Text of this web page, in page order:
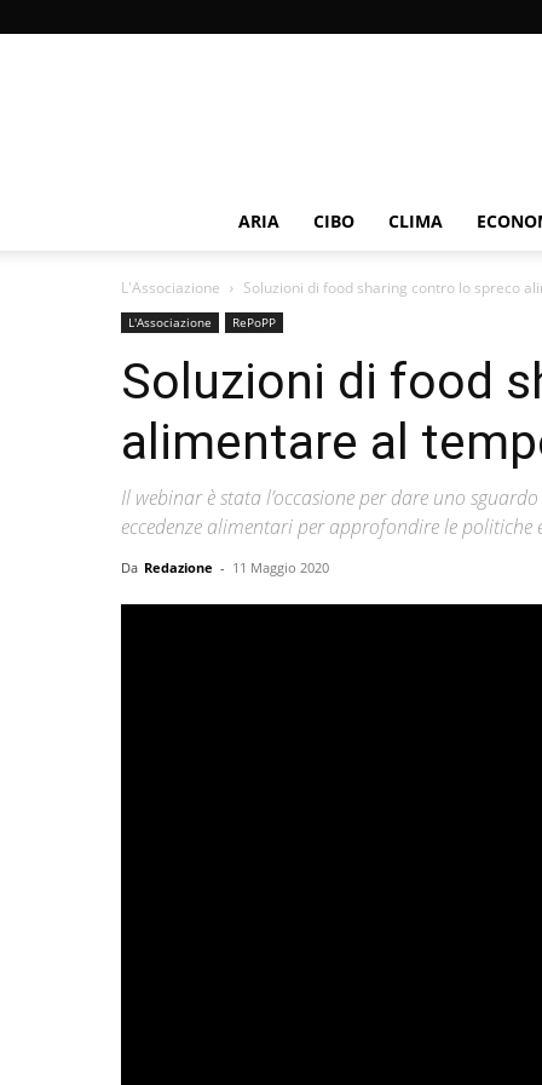
ARIA CIBO CLIMA
L'Associazione Soluzioni di food sharing contro lo spreco
L'Associazione RePoPP
Soluzioni di food
alimentare al
Il webinar è stata l’occasione per dare uno
eccedenze alimentari per approfondire le politiche
Da Redazione - 11 Maggio 2020